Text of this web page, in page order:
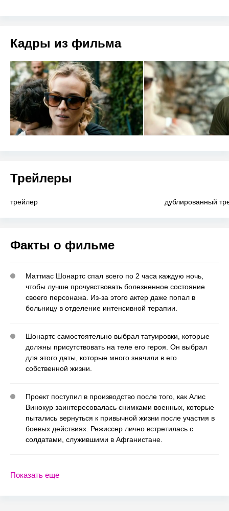
Кадры из фильма
Трейлеры
трейлер дублированный
Факты о фильме
Маттиас Шонартс спал всего по 2 часа каждую ночь,
чтобы лучше прочувствовать болезненное состояние
своего персонажа. Из-за этого актер даже попал в
больницу в отделение интенсивной терапии.
Шонартс самостоятельно выбрал татуировки, которые
должны присутствовать на теле его героя. Он выбрал
для этого даты, которые много значили в его
собственной жизни.
Проект поступил в производство после того, как Алис
Винокур заинтересовалась снимками военных, которые
пытались вернуться к привычной жизни после участия в
боевых действиях. Режиссер лично встретилась с
солдатами, служившими в Афганистане.
Показать еще